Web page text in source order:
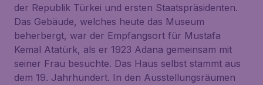
der Republik Türkei und ersten Staatspräsidenten.
Das Gebäude, welches heute das Museum
beherbergt, war der Empfangsort für Mustafa
Kemal Atatürk, als er 1923 Adana gemeinsam mit
seiner Frau besuchte. Das Haus selbst stammt aus
dem 19. Jahrhundert. In den Ausstellungsräumen